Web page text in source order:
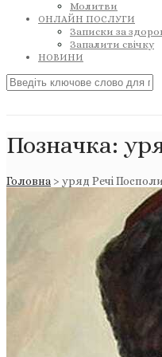
Молитви
ОНЛАЙН ПОСЛУГИ
Записки за
Запалити свічку
НОВИНИ
Позначка:
Головна > уряд Речі